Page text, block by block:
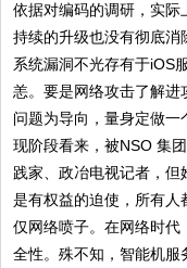
依据对编码的调研，实际
持续的升级也没有彻底消
系统漏洞不光存有于iOS
恙。要是网络攻击了解进
问题为导向，量身定做一
现阶段看来，被NSO 集
践家、政冶电视记者，
是有权益的迫使，所有人
仅网络喷子。在网络时
全性。殊不知，智能机服